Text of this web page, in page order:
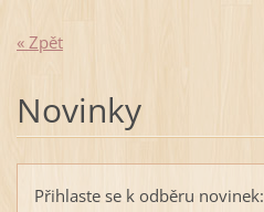
« Zpět
Novinky
Přihlaste se k odběru novinek: